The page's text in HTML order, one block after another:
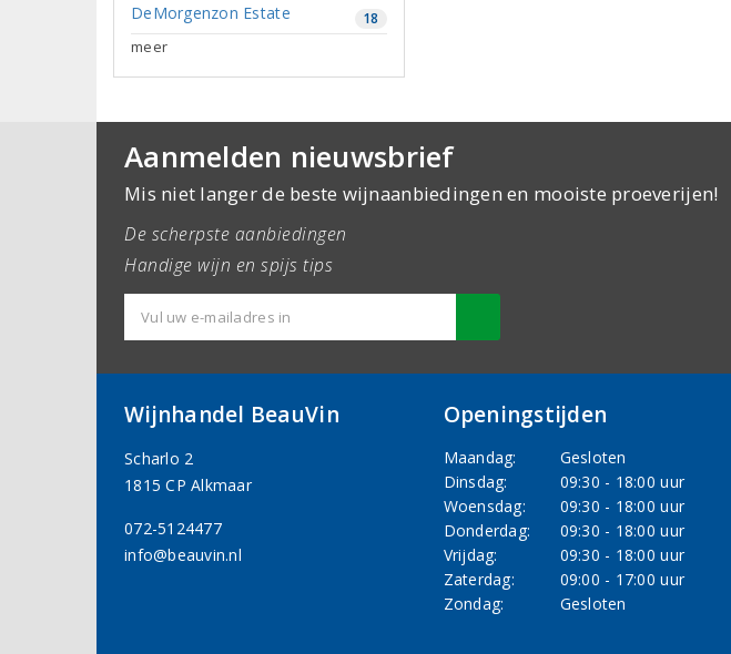
DeMorgenzon Estate 18
meer
Aanmelden nieuwsbrief
Mis niet langer de beste wijnaanbiedingen en mooiste proeverijen!
De scherpste aanbiedingen
Handige wijn en spijs tips
Wijnhandel BeauVin
Scharlo 2
1815 CP Alkmaar
072-5124477
info@beauvin.nl
Openingstijden
Maandag:
Gesloten
Dinsdag:
09:30 - 18:00 uur
Woensdag:
09:30 - 18:00 uur
Donderdag:
09:30 - 18:00 uur
Vrijdag:
09:30 - 18:00 uur
Zaterdag:
09:00 - 17:00 uur
Zondag:
Gesloten